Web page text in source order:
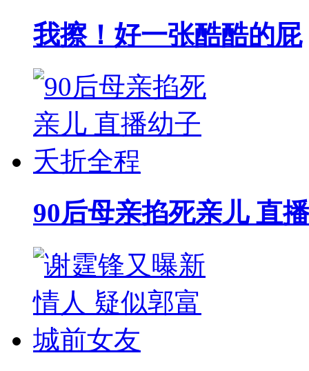
我擦！好一张酷酷的屁
90后母亲掐死亲儿 直播